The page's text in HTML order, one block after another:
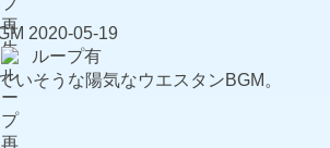
2020-05-19
ループ有
いそうな陽気なウエスタンBGM。